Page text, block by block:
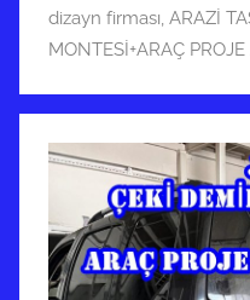
dizayn firması, ARAZİ
MONTESİ+ARAÇ